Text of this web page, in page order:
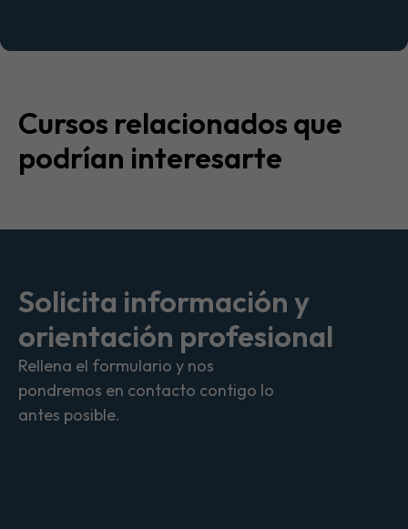
Cursos relacionados que
podrían interesarte
Solicita información y
orientación profesional
Rellena el formulario y nos
pondremos en contacto contigo lo
antes posible.